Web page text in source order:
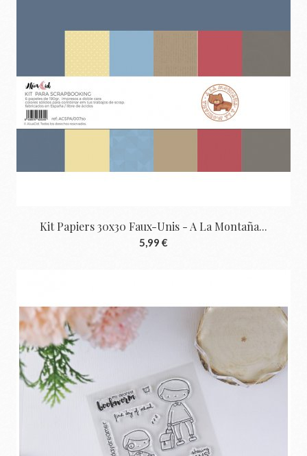
Kit Papiers 30x30 Faux-Unis - A La Montaña...
5,99 €